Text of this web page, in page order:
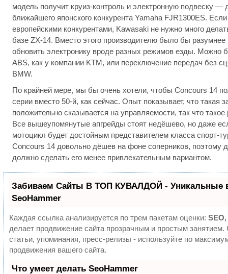
модель получит круиз-контроль и электронную подвеску —
ближайшего японского конкурента Yamaha FJR1300ES.
европейскими конкурентами, Kawasaki не нужно много
базе ZX-14. Вместо этого производителю было бы разумнее
обновить электронику вроде разных режимов езды. Можно
ABS, как у компании KTM, или переключение передач без
BMW.
По крайней мере, мы бы очень хотели, чтобы Concours 14
серии вместо 50-й, как сейчас. Опыт показывает, что такая
положительно сказывается на управляемости, так что
Все вышеупомянутые апгрейды стоят недёшево, но даже
мотоцикл будет достойным представителем класса спорт-
Concours 14 довольно дёшев на фоне соперников, поэтому
должно сделать его менее привлекательным вариантом.
Забиваем Сайты В ТОП КУВАЛДОЙ - Уникальные
SeoHammer
Каждая ссылка анализируется по трем пакетам оценки:
делает продвижение сайта прозрачным и простым
статьи, упоминания, пресс-релизы - используйте по
продвижения вашего сайта.
Что умеет делать SeoHammer